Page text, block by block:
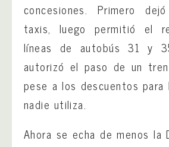
concesiones. Primero
taxis, luego permitió el
líneas de autobús 31 y
autorizó el paso de un
pese a los descuentos
nadie utiliza.
Ahora se echa de menos la